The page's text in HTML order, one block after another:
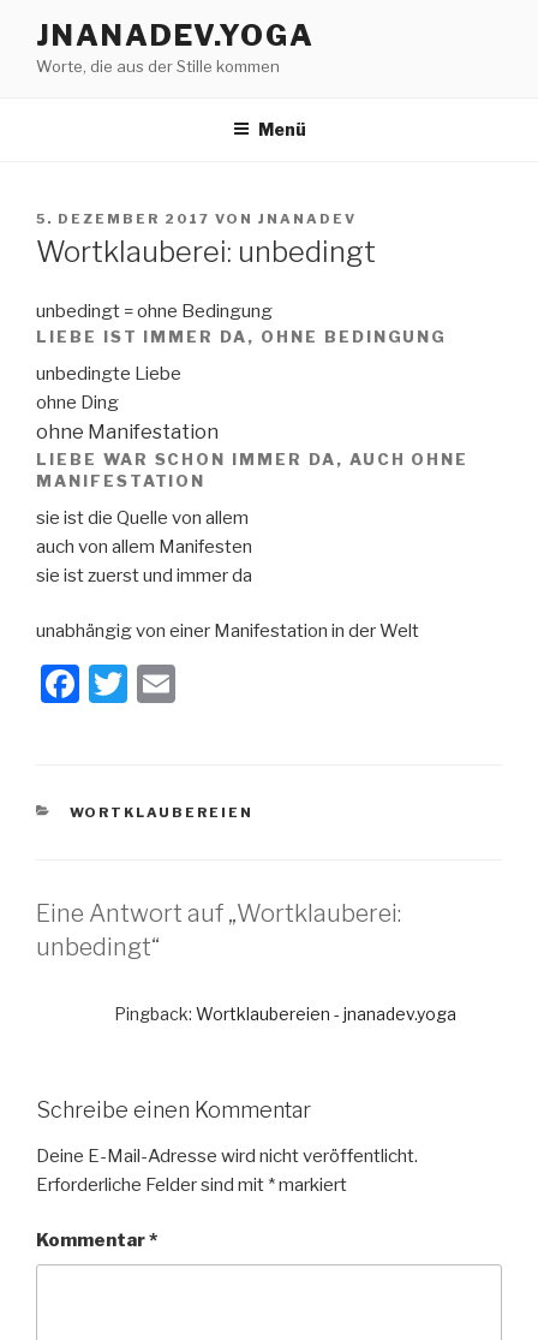
Inhalt
springen
JNANADEV.YOGA
Worte, die aus der Stille kommen
Menü
VERÖFFENTLICHT
AM
5. DEZEMBER 2017 VON JNANADEV
Wortklauberei: unbedingt
unbedingt = ohne Bedingung
LIEBE IST IMMER DA, OHNE BEDINGUNG
unbedingte Liebe
ohne Ding
ohne Manifestation
LIEBE WAR SCHON IMMER DA, AUCH OHNE
MANIFESTATION
sie ist die Quelle von allem
auch von allem Manifesten
sie ist zuerst und immer da
unabhängig von einer Manifestation in der Welt
F
e
o
k
T
er
KATEGORIEN
WORTKLAUBEREIEN
Eine Antwort auf „Wortklauberei:
unbedingt“
Pingback: Wortklaubereien - jnanadev.yoga
Schreibe einen Kommentar
Deine E-Mail-Adresse wird nicht veröffentlicht.
Erforderliche Felder sind mit *markiert
Kommentar*